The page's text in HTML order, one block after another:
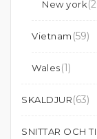
New york
Vietnam (59)
Wales(1)
SKALDJUR(63)
SNITTAR OCH